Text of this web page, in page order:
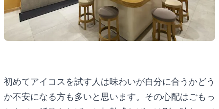
初めてアイコスを試す人は味わいが自分に合うかどう
か不安になる方も多いと思います。その心配はごもっ